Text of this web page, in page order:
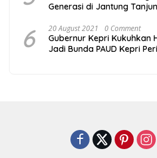
Generasi di Jantung
6 20 August 2021 0 Comment
Gubernur Kepri Kukuhkan
Jadi Bunda PAUD Kepri